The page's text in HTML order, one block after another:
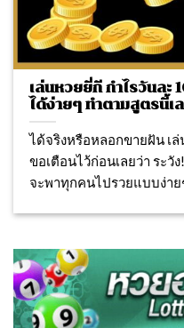
เล่นหวยยี่กี กำไรวันละ
ได้ง่ายๆ ทำตามสูตรนี้เ
ได้จริงหรือหลอกขายฝัน เ
ขอเตือนไว้ก่อนเลยว่า ระ
จะพาทุกคนไปรวยแบบง่าย